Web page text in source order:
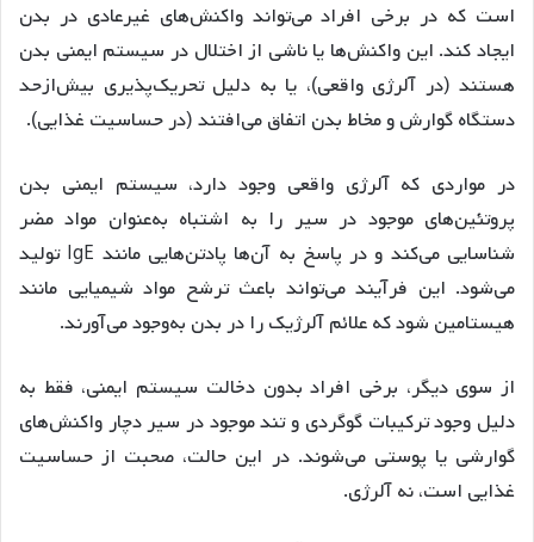
است که در برخی افراد می‌تواند واکنش‌های غیرعادی در بدن
ایجاد کند. این واکنش‌ها یا ناشی از اختلال در سیستم ایمنی بدن
هستند (در آلرژی واقعی)، یا به دلیل تحریک‌پذیری بیش‌ازحد
دستگاه گوارش و مخاط بدن اتفاق می‌افتند (در حساسیت غذایی).
در مواردی که آلرژی واقعی وجود دارد، سیستم ایمنی بدن
پروتئین‌های موجود در سیر را به اشتباه به‌عنوان مواد مضر
شناسایی می‌کند و در پاسخ به آن‌ها پادتن‌هایی مانند IgE تولید
می‌شود. این فرآیند می‌تواند باعث ترشح مواد شیمیایی مانند
هیستامین شود که علائم آلرژیک را در بدن به‌وجود می‌آورند.
از سوی دیگر، برخی افراد بدون دخالت سیستم ایمنی، فقط به
دلیل وجود ترکیبات گوگردی و تند موجود در سیر دچار واکنش‌های
گوارشی یا پوستی می‌شوند. در این حالت، صحبت از حساسیت
غذایی است، نه آلرژی.